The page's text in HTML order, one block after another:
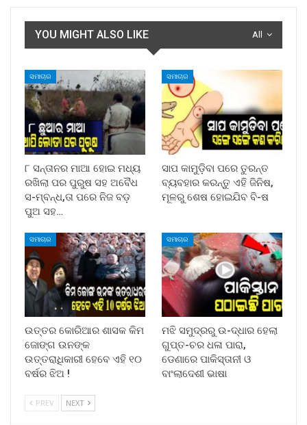
All
YOU MIGHT ALSO LIKE
ସମାଚାର
୮ ସନ୍ତାନର ମାଆ ହୋଇ ମଧ୍ୟ
ରଖିଲା ପର ପୁରୁଷ ସହ ଅବୈଧ
ସ-ମ୍ବନ୍ଧ,ତା ପରେ ନିଜ ବଡ଼
ପୁଅ ସହ…
ସମାଚାର
ସାପ କାମୁଡ଼ିବା ପରେ ତୁରନ୍ତ
ବ୍ୟବହାର କରନ୍ତୁ ଏହି ଜିନିଷ,
ମୂଳରୁ ଶେଷ ହୋଇଯିବ ବି-ଷ
ସମାଚାର
ଉତ୍ତର କୋରିଆର ଶାସକ କିମ
ଜୋଙ୍ଗ ଉନଙ୍କ
ଉତ୍ତରାଧିକାରୀ ହେବେ ଏହି ୧୦
ବର୍ଷର ଝିଅ !
ସମାଚାର
ମଝି ସମୁଦ୍ରରୁ ଉ-ଦ୍ଧାର ହେଲା
ଗୁପ୍ତ-ଚର ଧଳା ପାରା,
ଡେଣାରେ ପାକିସ୍ତାନୀ ଓ
ବାଂଲାଦେଶୀ ଭାଷା
PREV NEXT